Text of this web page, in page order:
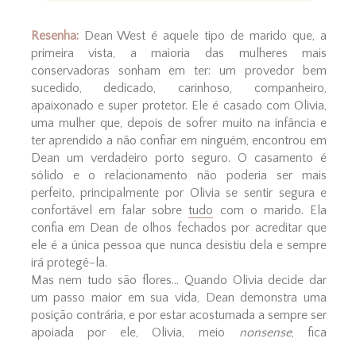
Resenha:Dean West é aquele tipo de marido que, a
primeira vista, a maioria das mulheres mais
conservadoras sonham em ter: um provedor bem
sucedido, dedicado, carinhoso, companheiro,
apaixonado e super protetor. Ele é casado com Olivia,
uma mulher que, depois de sofrer muito na infância e
ter aprendido a não confiar em ninguém, encontrou em
Dean um verdadeiro porto seguro. O casamento é
sólido e o relacionamento não poderia ser mais
perfeito, principalmente por Olivia se sentir segura e
confortável em falar sobretudo com o marido. Ela
confia em Dean de olhos fechados por acreditar que
ele é a única pessoa que nunca desistiu dela e sempre
irá protegê-la.
Mas nem tudo são flores... Quando Olivia decide dar
um passo maior em sua vida, Dean demonstra uma
posição contrária, e por estar acostumada a sempre ser
apoiada por ele, Olivia, meio nonsense, fica